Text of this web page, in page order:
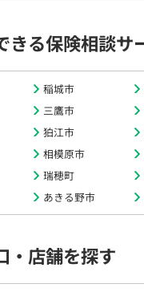
きる保険相談サ
稲城市
三鷹市
狛江市
相模原市
瑞穂町
あきる野市
・店舗を探す